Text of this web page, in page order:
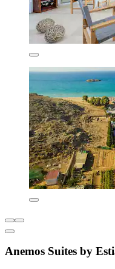
Anemos Suites by